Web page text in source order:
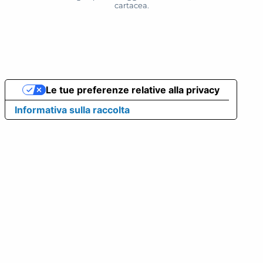
cartacea.
Informativa sulla raccolta
Le tue preferenze relative alla privacy